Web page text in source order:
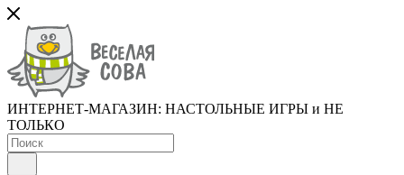
ИНТЕРНЕТ-МАГАЗИН: НАСТОЛЬНЫЕ ИГРЫ и НЕ
ТОЛЬКО